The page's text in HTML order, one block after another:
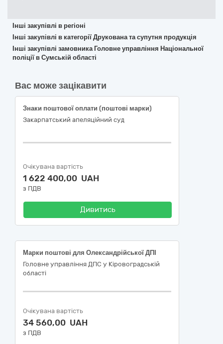
Інші закупівлі в регіоні
Інші закупівлі в категорії Друкована та супутня продукція
Інші закупівлі замовника Головне управління Національної
поліції в Сумській області
Вас може зацікавити
Знаки поштової оплати (поштові марки)
Закарпатський апеляційний суд
Очікувана вартість
1 622 400,00 UAH
з ПДВ
Дивитись
Марки поштові для Олександрійської ДПІ
Головне управління ДПС у Кіровоградській
області
Очікувана вартість
34 560,00 UAH
з ПДВ